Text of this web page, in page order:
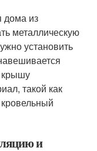
дома из
металлическую
установить
крышу
такой как
и